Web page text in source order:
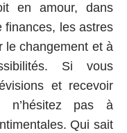
en amour, dans
finances, les astres
le changement et à
Si vous
et recevoir
n’hésitez pas à
Qui sait